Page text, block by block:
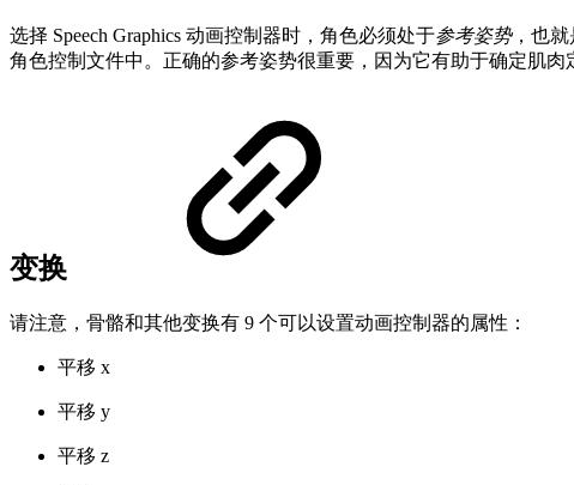
选择 Speech Graphics 动画控制器时，角色必须处于参考姿势，也就
角色控制文件中。正确的参考姿势很重要，因为它有助于确定肌肉
变换
请注意，骨骼和其他变换有 9 个可以设置动画控制器的属性：
平移 x
平移 y
平移 z